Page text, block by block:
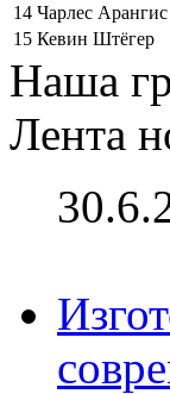
14 Чарлес Арангис
15 Кевин Штёгер
Наша
Лента